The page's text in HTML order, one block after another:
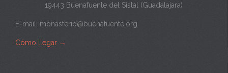
19443 Buenafuente del Sistal (Guadalajara)
E-mail: monasterio@buenafuente.org
Cómo llegar →